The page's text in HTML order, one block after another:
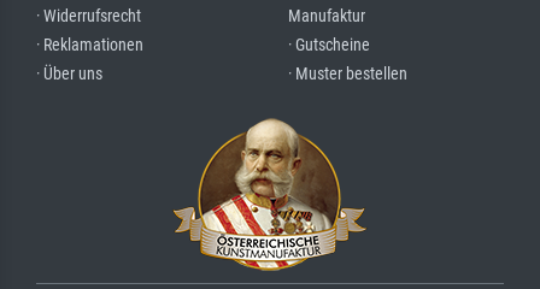
· Widerrufsrecht
· Reklamationen
· Über uns
Manufaktur
· Gutscheine
· Muster bestellen